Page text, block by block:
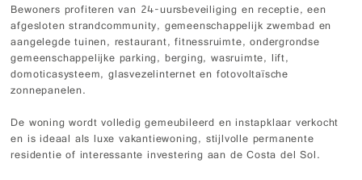
Bewoners profiteren van 24-uursbeveiliging en receptie, een
afgesloten strandcommunity, gemeenschappelijk zwembad en
aangelegde tuinen, restaurant, fitnessruimte, ondergrondse
gemeenschappelijke parking, berging, wasruimte, lift,
domoticasysteem, glasvezelinternet en fotovoltaïsche
zonnepanelen.
De woning wordt volledig gemeubileerd en instapklaar verkocht
en is ideaal als luxe vakantiewoning, stijlvolle permanente
residentie of interessante investering aan de Costa del Sol.